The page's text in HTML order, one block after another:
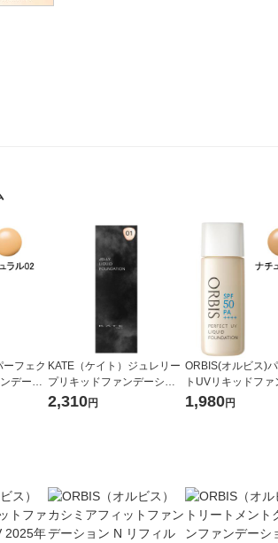
フェク
デーシ
ル02 3
KATE（ケイト）ジュレリー
プリキッドファンデーショ
ン 01 やや明るめ カネボウ
月夜の海月
2,310円
ORBIS(オルビス)
トUVリキッドファ
ョン(パフ無)ナチュ
0mL SPF50PA++++
1,980円